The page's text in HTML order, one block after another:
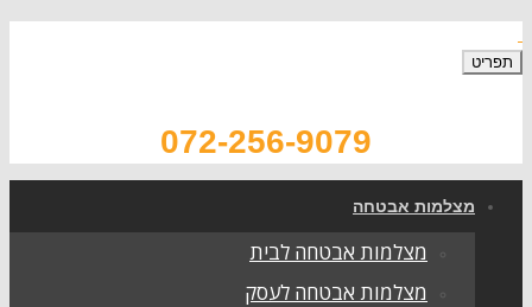
072-256-9079
אבטחה
מצלמות אבטחה לבית
מצלמות אבטחה לעסק